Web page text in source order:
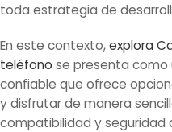
toda estrategia de
En este contexto,explora
teléfono se presenta
confiable que ofrece
y disfrutar de manera
compatibilidad y seguridad